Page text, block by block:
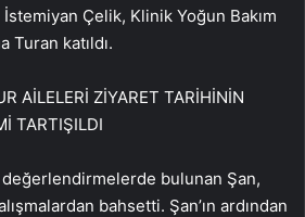
Çelik, Klinik Yoğun Bakım
Turan katıldı.
AİLELERİ ZİYARET TARİHİNİN
TARTIŞILDI
değerlendirmelerde bulunan Şan,
bahsetti. Şan’ın ardından